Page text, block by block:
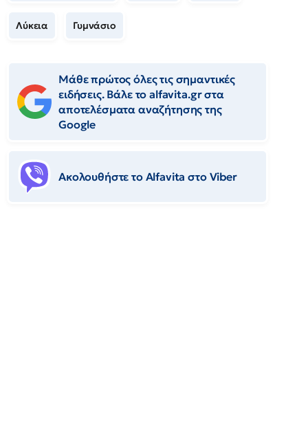
Λύκεια Γυμνάσιο
Μάθε πρώτος όλες τις σημαντικές
ειδήσεις. Βάλε το alfavita.gr στα
αποτελέσματα αναζήτησης της
Google
Ακολουθήστε το Αlfavita στο Viber